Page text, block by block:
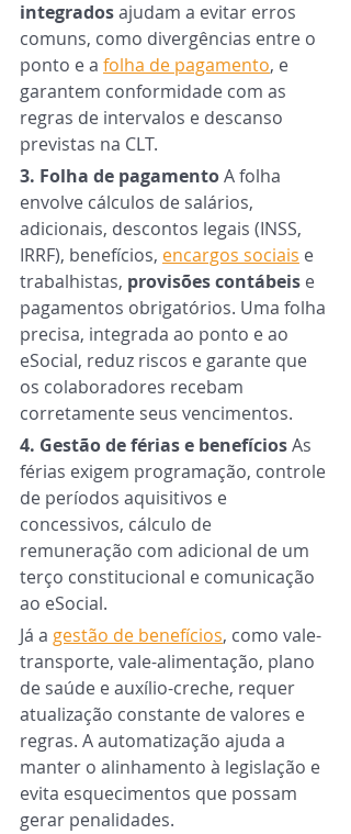
integrados ajudam a evitar erros
comuns, como divergências entre o
ponto e a folha de pagamento, e
garantem conformidade com as
regras de intervalos e descanso
previstas na CLT.
3. Folha de pagamento A folha
envolve cálculos de salários,
adicionais, descontos legais (INSS,
IRRF), benefícios, encargos sociais e
trabalhistas, provisões contábeis e
pagamentos obrigatórios. Uma folha
precisa, integrada ao ponto e ao
eSocial, reduz riscos e garante que
os colaboradores recebam
corretamente seus vencimentos.
4. Gestão de férias e benefícios As
férias exigem programação, controle
de períodos aquisitivos e
concessivos, cálculo de
remuneração com adicional de um
terço constitucional e comunicação
ao eSocial.
Já a gestão de benefícios, como vale-
transporte, vale-alimentação, plano
de saúde e auxílio-creche, requer
atualização constante de valores e
regras. A automatização ajuda a
manter o alinhamento à legislação e
evita esquecimentos que possam
gerar penalidades.